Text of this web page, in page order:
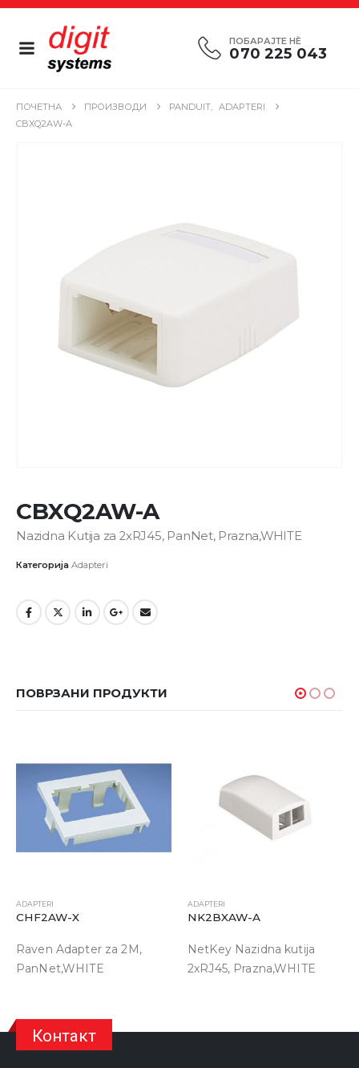
ПОБАРАЈТЕ НÈ
070 225 043
ПОЧЕТНА ПРОИЗВОДИ PANDUIT, ADAPTERI
CBXQ2AW-A
CBXQ2AW-A
Nazidna Kutija za 2xRJ45, PanNet, Prazna,WHITE
Категорија Adapteri
ПОВРЗАНИ ПРОДУКТИ
za 2M,
NetKey Nazidna kutija
2xRJ45, Prazna,WHITE
CBFAW-Adapter
45x45mm za
2M, French,
Контакт